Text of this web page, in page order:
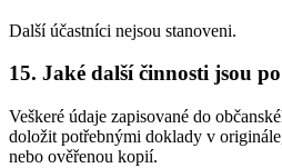
Další účastníci nejsou stanoveni.
15. Jaké další činnosti jsou
Veškeré údaje zapisované do
doložit potřebnými doklady v
nebo ověřenou kopií.